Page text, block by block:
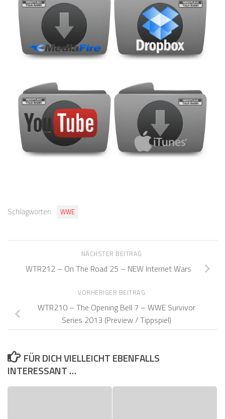
Schlagwörter: WWE
NÄCHSTER BEITRAG
WTR212 – On The Road 25 – NEW Internet Wars
VORHERIGER BEITRAG
WTR210 – The Opening Bell 7 – WWE Survivor
Series 2013 (Preview / Tippspiel)
FÜR DICH VIELLEICHT EBENFALLS
INTERESSANT …